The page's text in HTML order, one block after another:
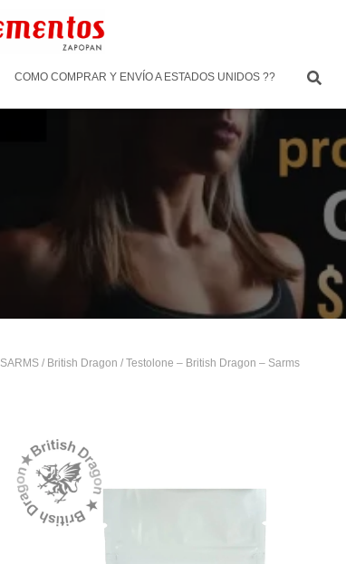
COMO COMPRAR Y ENVÍO A ESTADOS UNIDOS ??
SARMS / British Dragon / Testolone – British Dragon – Sarms